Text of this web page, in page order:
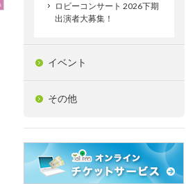
ロビーコンサート 2026下期
出演者大募集！
イベント
その他